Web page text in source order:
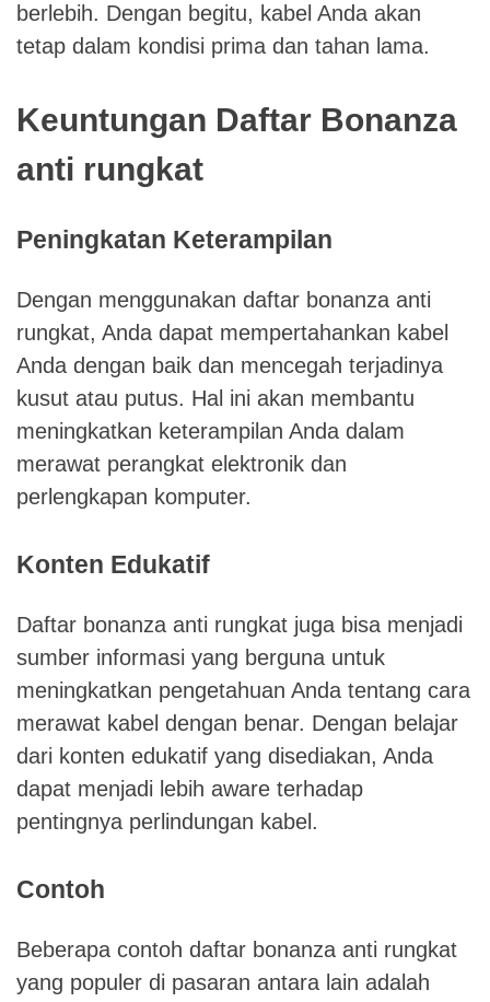
berlebih. Dengan begitu, kabel Anda akan
tetap dalam kondisi prima dan tahan lama.
Keuntungan Daftar Bonanza
anti rungkat
Peningkatan Keterampilan
Dengan menggunakan daftar bonanza anti
rungkat, Anda dapat mempertahankan kabel
Anda dengan baik dan mencegah terjadinya
kusut atau putus. Hal ini akan membantu
meningkatkan keterampilan Anda dalam
merawat perangkat elektronik dan
perlengkapan komputer.
Konten Edukatif
Daftar bonanza anti rungkat juga bisa menjadi
sumber informasi yang berguna untuk
meningkatkan pengetahuan Anda tentang cara
merawat kabel dengan benar. Dengan belajar
dari konten edukatif yang disediakan, Anda
dapat menjadi lebih aware terhadap
pentingnya perlindungan kabel.
Contoh
Beberapa contoh daftar bonanza anti rungkat
yang populer di pasaran antara lain adalah